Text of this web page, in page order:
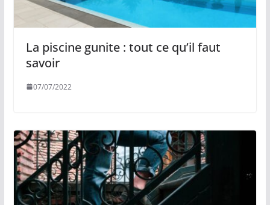
La piscine gunite : tout ce qu’il faut
savoir
07/07/2022